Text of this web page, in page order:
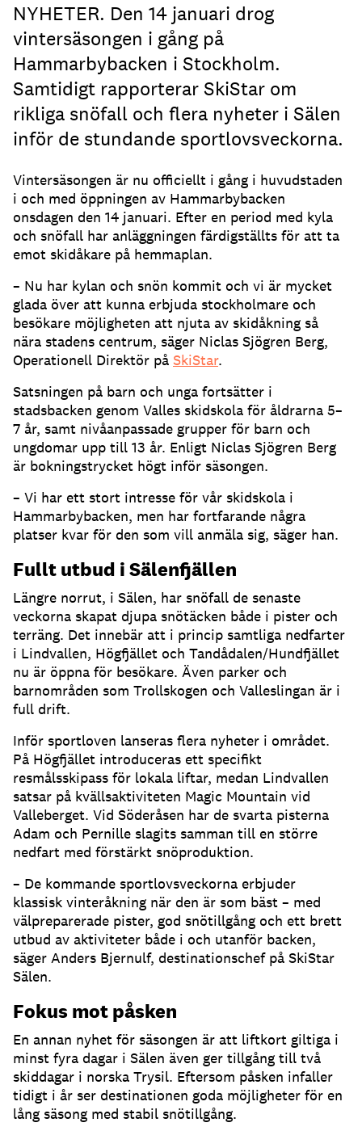
NYHETER. Den 14 januari drog
vintersäsongen i gång på
Hammarbybacken i Stockholm.
Samtidigt rapporterar SkiStar om
rikliga snöfall och flera nyheter i Sälen
inför de stundande sportlovsveckorna.
Vintersäsongen är nu officiellt i gång i huvudstaden
i och med öppningen av Hammarbybacken
onsdagen den 14 januari. Efter en period med kyla
och snöfall har anläggningen färdigställts för att ta
emot skidåkare på hemmaplan.
– Nu har kylan och snön kommit och vi är mycket
glada över att kunna erbjuda stockholmare och
besökare möjligheten att njuta av skidåkning så
nära stadens centrum, säger Niclas Sjögren Berg,
Operationell Direktör på SkiStar.
Satsningen på barn och unga fortsätter i
stadsbacken genom Valles skidskola för åldrarna 5–
7 år, samt nivåanpassade grupper för barn och
ungdomar upp till 13 år. Enligt Niclas Sjögren Berg
är bokningstrycket högt inför säsongen.
– Vi har ett stort intresse för vår skidskola i
Hammarbybacken, men har fortfarande några
platser kvar för den som vill anmäla sig, säger han.
Fullt utbud i Sälenfjällen
Längre norrut, i Sälen, har snöfall de senaste
veckorna skapat djupa snötäcken både i pister och
terräng. Det innebär att i princip samtliga nedfarter
i Lindvallen, Högfjället och Tandådalen/Hundfjället
nu är öppna för besökare. Även parker och
barnområden som Trollskogen och Valleslingan är i
full drift.
Inför sportloven lanseras flera nyheter i området.
På Högfjället introduceras ett specifikt
resmålsskipass för lokala liftar, medan Lindvallen
satsar på kvällsaktiviteten Magic Mountain vid
Valleberget. Vid Söderåsen har de svarta pisterna
Adam och Pernille slagits samman till en större
nedfart med förstärkt snöproduktion.
– De kommande sportlovsveckorna erbjuder
klassisk vinteråkning när den är som bäst – med
välpreparerade pister, god snötillgång och ett brett
utbud av aktiviteter både i och utanför backen,
säger Anders Bjernulf, destinationschef på SkiStar
Sälen.
Fokus mot påsken
En annan nyhet för säsongen är att liftkort giltiga i
minst fyra dagar i Sälen även ger tillgång till två
skiddagar i norska Trysil. Eftersom påsken infaller
tidigt i år ser destinationen goda möjligheter för en
lång säsong med stabil snötillgång.